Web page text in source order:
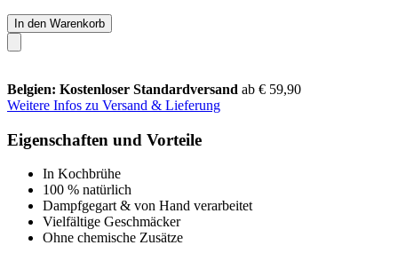
In den Warenkorb
Belgien: Kostenloser Standardversand ab € 59,90
Weitere Infos zu Versand & Lieferung
Eigenschaften und Vorteile
In Kochbrühe
100 % natürlich
Dampfgegart & von Hand verarbeitet
Vielfältige Geschmäcker
Ohne chemische Zusätze